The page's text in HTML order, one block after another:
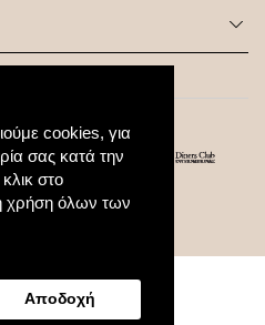
cookies, για
σας κατά την
στο
χρήση όλων των
Αποδοχή
Created by